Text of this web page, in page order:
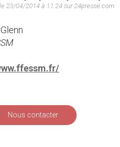
23/04/2014 à 11:24 sur 24presse.com
Nous contacter